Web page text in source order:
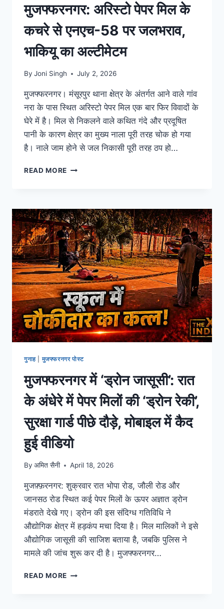
मुजफ्फरनगर: अरिस्टो पेपर मिल के
कचरे से एनएच-58 पर जलभराव,
भाकियू का अल्टीमेटम
By Joni Singh July 2, 2026
मुजफ्फरनगर। मंसूरपुर थाना क्षेत्र के अंतर्गत आने वाले गांव
नरा के पास स्थित अरिस्टो पेपर मिल एक बार फिर विवादों के
घेरे में है। मिल से निकलने वाले कथित गंदे और प्रदूषित
पानी के कारण क्षेत्र का मुख्य नाला पूरी तरह चोक हो गया
है। नाले जाम होने से जल निकासी पूरी तरह ठप हो…
READ MORE
गुनाह| मुजफ्फरनगर पोस्ट
मुजफ्फरनगर में ‘ड्रोन जासूसी’: रात
के अंधेरे में पेपर मिलों की ‘ड्रोन रेकी’,
सुरक्षा गार्ड पीछे दौड़े, मोबाइल में कैद
हुई वीडियो
By अमित सैनी April 18, 2026
मुजफ़्फ़रनगर: शुक्रवार रात भोपा रोड, जौली रोड और
जानसठ रोड स्थित कई पेपर मिलों के ऊपर अज्ञात ड्रोन
मंडराते देखे गए। ड्रोन की इस संदिग्ध गतिविधि ने
औद्योगिक क्षेत्र में हड़कंप मचा दिया है। मिल मालिकों ने इसे
औद्योगिक जासूसी की साजिश बताया है, जबकि पुलिस ने
मामले की जांच शुरू कर दी है। मुजफ्फरनगर…
READ MORE